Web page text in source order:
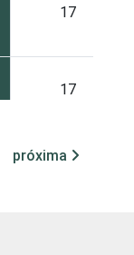
17
17
27
próxima